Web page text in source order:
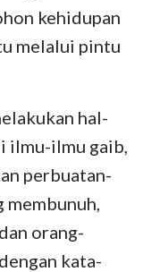
6
7
13
14
kehidupan
melalui pintu
hal-
ilmu-ilmu gaib,
perbuatan-
orang-
kata-